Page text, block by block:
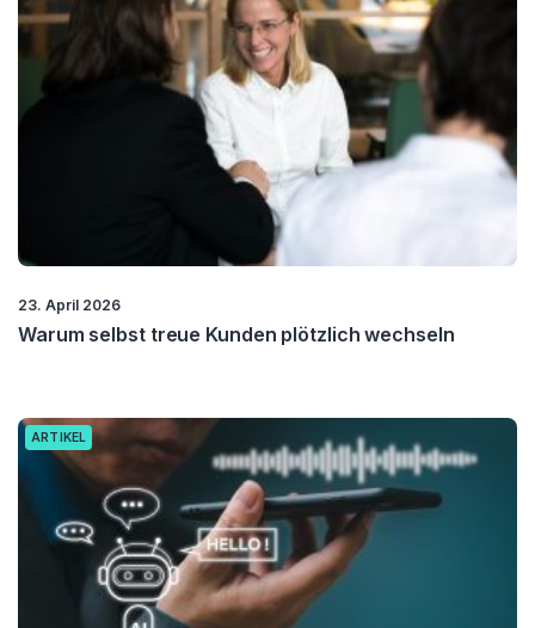
23. April 2026
Warum selbst treue Kunden plötzlich wechseln
ARTIKEL